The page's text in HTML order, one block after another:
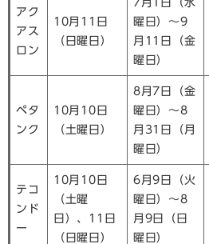
アク
アス
ロン
10月11日
（日曜日）
7月1日（水
曜日）～9
月11日（金
曜日）
ペタ
ンク
10月10日
（土曜日）
8月7日（金
曜日）～8
月31日（月
曜日）
テコ
ンド
ー
10月10日
（土曜
日）、11日
（日曜日）
6月9日（火
曜日）～8
月9日（日
曜日）